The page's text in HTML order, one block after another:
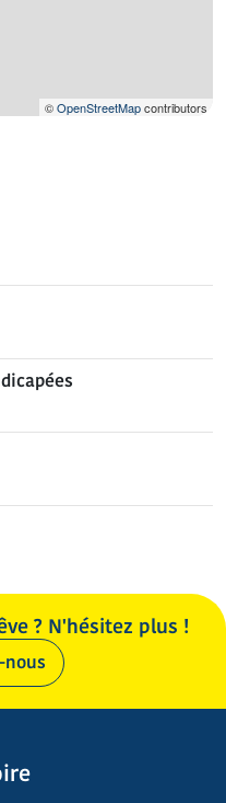
©OpenStreetMapcontributors
? N'hésitez plus !
nous